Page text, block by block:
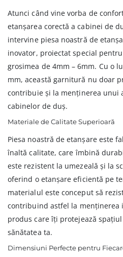
Atunci când vine vorba de
etanșarea corectă a cabinei de
intervine piesa noastră de
inovator, proiectat special
grosimea de 4mm – 6mm. Cu o
mm, această garnitură nu doar
contribuie și la menținerea unui
cabinelor de duș.
Materiale de Calitate Superioară
Piesa noastră de etanșare este
înaltă calitate, care îmbină
este rezistent la umezeală și la
oferind o etanșare eficientă pe
materialul este conceput să
contribuind astfel la menținerea
produs care îți protejează
sănătatea ta.
Dimensiuni Perfecte pentru